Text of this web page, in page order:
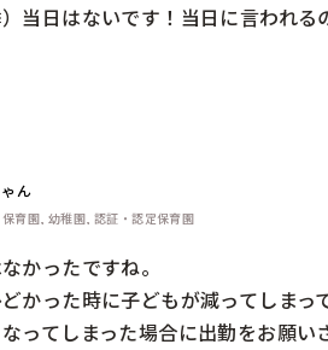
当日はないです！当日に言われる
ん
育園, 幼稚園, 認証・認定保育園
かったですね。
かった時に子どもが減ってしま
ってしまった場合に出勤をお願い